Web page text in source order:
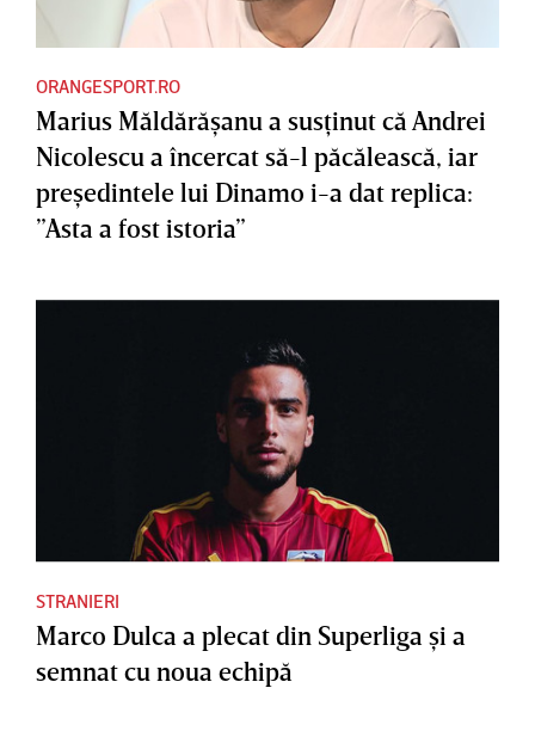
ORANGESPORT.RO
Marius Măldărăşanu a susţinut că Andrei
Nicolescu a încercat să-l păcălească, iar
preşedintele lui Dinamo i-a dat replica:
”Asta a fost istoria”
STRANIERI
Marco Dulca a plecat din Superliga şi a
semnat cu noua echipă